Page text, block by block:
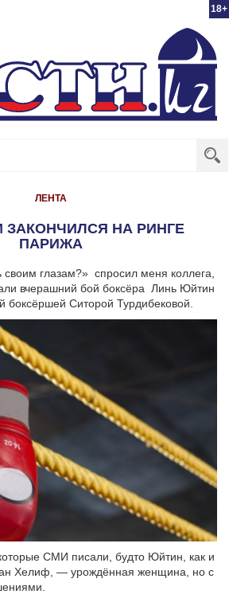
18+
ЛЕНТА
НА РИНГЕ
ПАРИЖА
глазам?» спросил меня коллега,
вчерашний бой боксёра Линь Юйтин
боксёршей Ситорой Турдибековой.
СМИ писали, будто Юйтин, как и
Хелиф, — урождённая женщина, но с